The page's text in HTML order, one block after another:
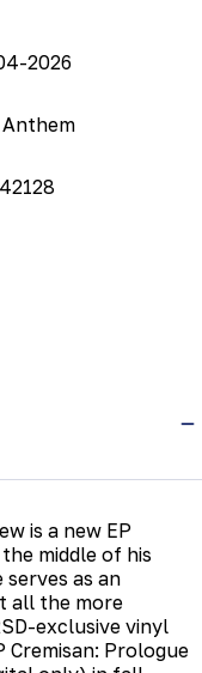
2026
is a new EP
middle of his
serves as an
all the more
exclusive vinyl
Cremisan: Prologue